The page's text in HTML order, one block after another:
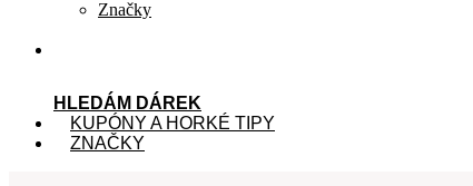
Značky
HLEDÁM DÁREK
KUPÓNY A HORKÉ TIPY
ZNAČKY